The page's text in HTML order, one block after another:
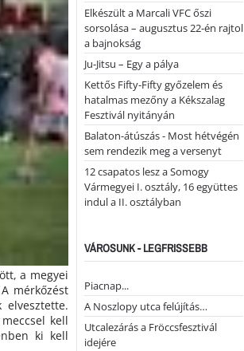
a megyei
mérkőzést
kell
ki kell
Elkészült a Marcali VFC őszi
sorsolása – augusztus 22-én rajtol
a bajnokság
Ju-Jitsu – Egy a pálya
Kettős Fifty-Fifty győzelem és
hatalmas mezőny a Kékszalag
Fesztivál nyitányán
Balaton-átúszás - Most hétvégén
sem rendezik meg a versenyt
12 csapatos lesz a Somogy
Vármegyei I. osztály, 16 együttes
indul a II. osztályban
VÁROSUNK - LEGFRISSEBB
Piacnap...
A Noszlopy utca felújítás…
Utcalezárás a Fröccsfesztivál
idejére